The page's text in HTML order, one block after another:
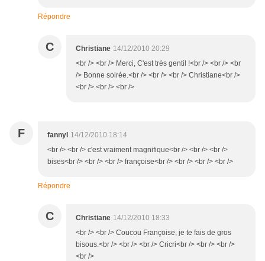
Répondre
C Christiane 14/12/2010 20:29
<br /> <br /> Merci, C'est très gentil !<br /> <br /> <br
/> Bonne soirée.<br /> <br /> <br /> Christiane<br />
<br /> <br /> <br />
F fannyl 14/12/2010 18:14
<br /> <br /> c'est vraiment magnifique<br /> <br /> <br />
bises<br /> <br /> <br /> françoise<br /> <br /> <br /> <br />
Répondre
C Christiane 14/12/2010 18:33
<br /> <br /> Coucou Françoise, je te fais de gros
bisous.<br /> <br /> <br /> Cricri<br /> <br /> <br />
<br />